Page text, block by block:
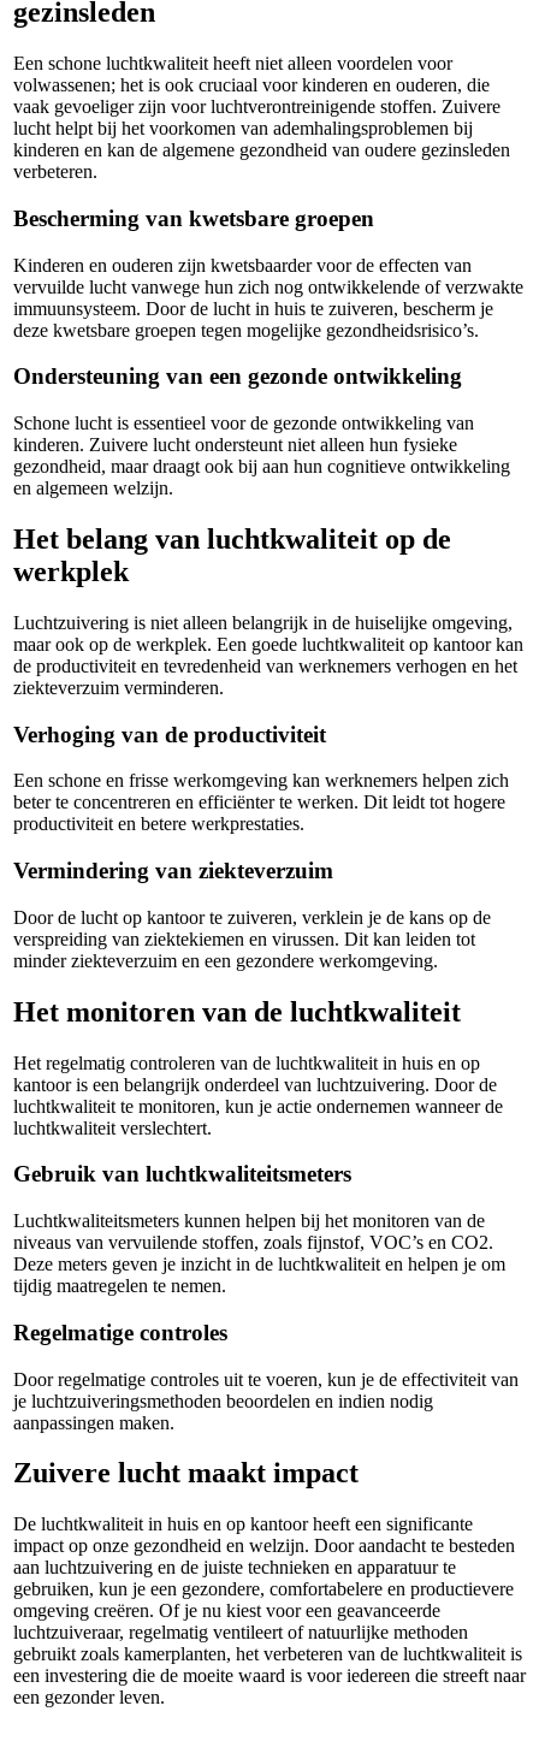
gezinsleden
Een schone luchtkwaliteit heeft niet alleen voordelen voor
volwassenen; het is ook cruciaal voor kinderen en ouderen, die
vaak gevoeliger zijn voor luchtverontreinigende stoffen. Zuivere
lucht helpt bij het voorkomen van ademhalingsproblemen bij
kinderen en kan de algemene gezondheid van oudere gezinsleden
verbeteren.
Bescherming van kwetsbare groepen
Kinderen en ouderen zijn kwetsbaarder voor de effecten van
vervuilde lucht vanwege hun zich nog ontwikkelende of verzwakte
immuunsysteem. Door de lucht in huis te zuiveren, bescherm je
deze kwetsbare groepen tegen mogelijke gezondheidsrisico’s.
Ondersteuning van een gezonde ontwikkeling
Schone lucht is essentieel voor de gezonde ontwikkeling van
kinderen. Zuivere lucht ondersteunt niet alleen hun fysieke
gezondheid, maar draagt ook bij aan hun cognitieve ontwikkeling
en algemeen welzijn.
Het belang van luchtkwaliteit op de
werkplek
Luchtzuivering is niet alleen belangrijk in de huiselijke omgeving,
maar ook op de werkplek. Een goede luchtkwaliteit op kantoor kan
de productiviteit en tevredenheid van werknemers verhogen en het
ziekteverzuim verminderen.
Verhoging van de productiviteit
Een schone en frisse werkomgeving kan werknemers helpen zich
beter te concentreren en efficiënter te werken. Dit leidt tot hogere
productiviteit en betere werkprestaties.
Vermindering van ziekteverzuim
Door de lucht op kantoor te zuiveren, verklein je de kans op de
verspreiding van ziektekiemen en virussen. Dit kan leiden tot
minder ziekteverzuim en een gezondere werkomgeving.
Het monitoren van de luchtkwaliteit
Het regelmatig controleren van de luchtkwaliteit in huis en op
kantoor is een belangrijk onderdeel van luchtzuivering. Door de
luchtkwaliteit te monitoren, kun je actie ondernemen wanneer de
luchtkwaliteit verslechtert.
Gebruik van luchtkwaliteitsmeters
Luchtkwaliteitsmeters kunnen helpen bij het monitoren van de
niveaus van vervuilende stoffen, zoals fijnstof, VOC’s en CO2.
Deze meters geven je inzicht in de luchtkwaliteit en helpen je om
tijdig maatregelen te nemen.
Regelmatige controles
Door regelmatige controles uit te voeren, kun je de effectiviteit van
je luchtzuiveringsmethoden beoordelen en indien nodig
aanpassingen maken.
Zuivere lucht maakt impact
De luchtkwaliteit in huis en op kantoor heeft een significante
impact op onze gezondheid en welzijn. Door aandacht te besteden
aan luchtzuivering en de juiste technieken en apparatuur te
gebruiken, kun je een gezondere, comfortabelere en productievere
omgeving creëren. Of je nu kiest voor een geavanceerde
luchtzuiveraar, regelmatig ventileert of natuurlijke methoden
gebruikt zoals kamerplanten, het verbeteren van de luchtkwaliteit is
een investering die de moeite waard is voor iedereen die streeft naar
een gezonder leven.